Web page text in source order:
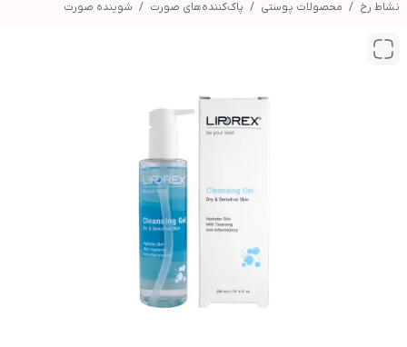
نشاط رخ محصولات پوستی پاک‌کننده‌های صورت شوینده صورت